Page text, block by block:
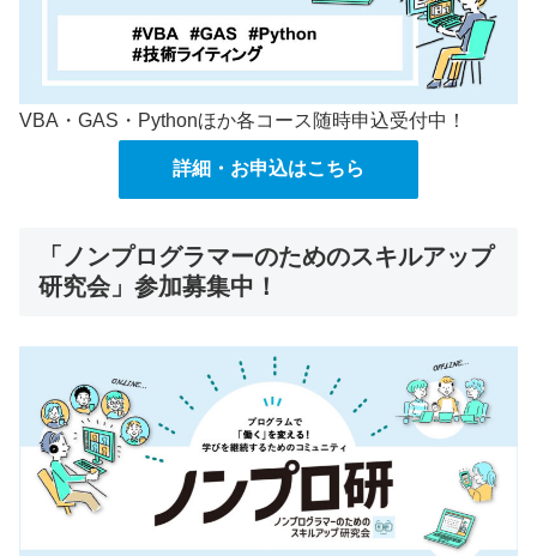
VBA・GAS・Pythonほか各コース随時申込受付中！
詳細・お申込はこちら
「ノンプログラマーのためのスキルアップ
研究会」参加募集中！